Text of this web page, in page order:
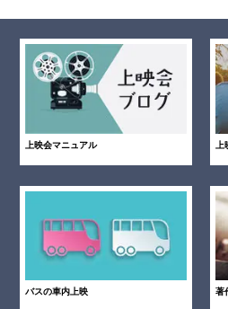
上映会マニュアル
バスの車内上映 著